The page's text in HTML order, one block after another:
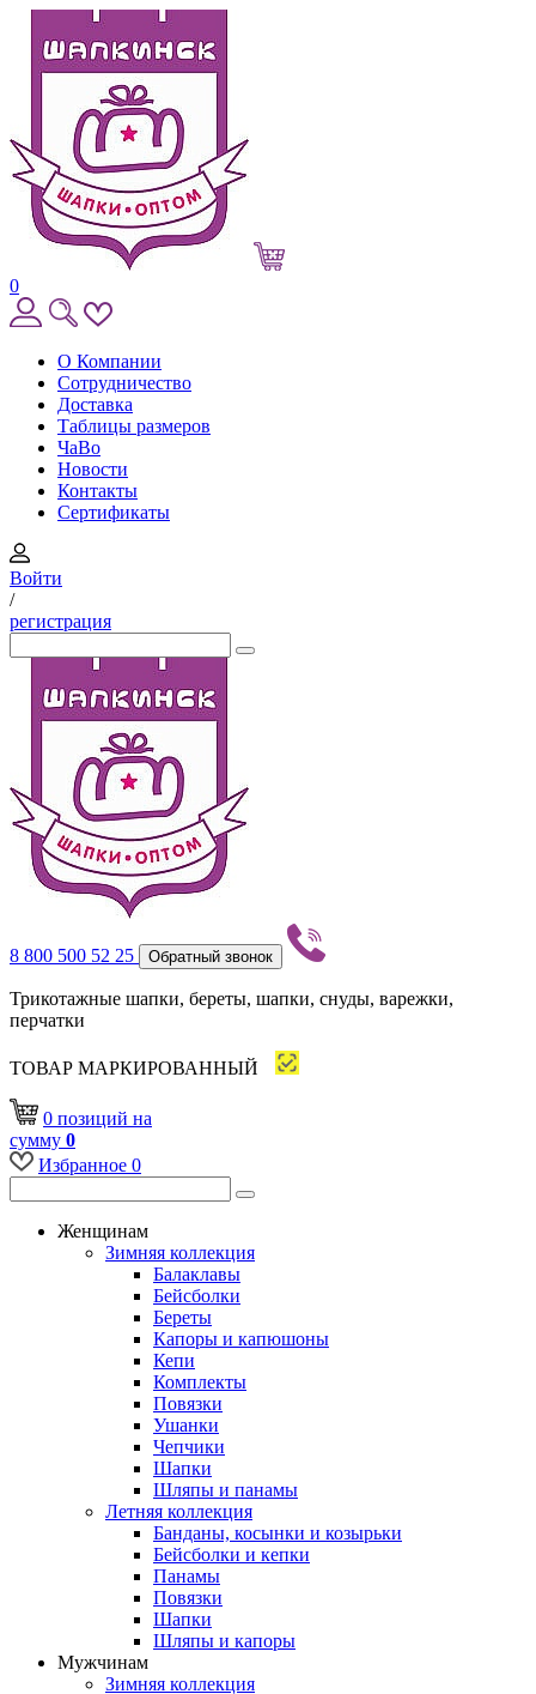
0
О Компании
Сотрудничество
Доставка
Таблицы размеров
ЧаВо
Новости
Контакты
Сертификаты
Войти
/
регистрация
8 800 500 52 25 Обратный звонок
Трикотажные шапки, береты, шапки, снуды, варежки,
перчатки
ТОВАР МАРКИРОВАННЫЙ
0 позиций на
сумму 0
Избранное 0
Женщинам
Зимняя коллекция
Балаклавы
Бейсболки
Береты
Капоры и капюшоны
Кепи
Комплекты
Повязки
Ушанки
Чепчики
Шапки
Шляпы и панамы
Летняя коллекция
Банданы, косынки и козырьки
Бейсболки и кепки
Панамы
Повязки
Шапки
Шляпы и капоры
Мужчинам
Зимняя коллекция